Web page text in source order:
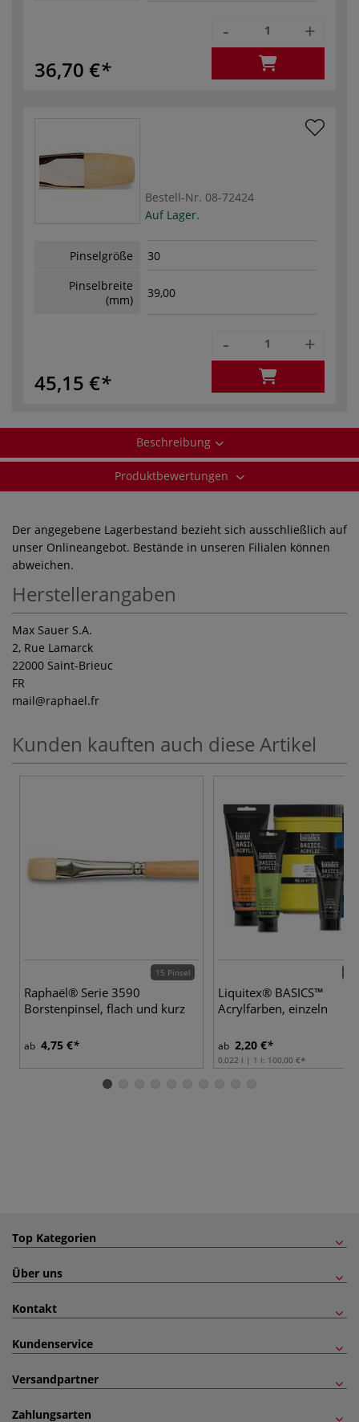
36,70 €
- +
Bestell-Nr. 08-72424
Auf Lager.
Pinselgröße
30
Pinselbreite
(mm)
39,00
45,15 €
- +
Beschreibung
Produktbewertungen
Der angegebene Lagerbestand bezieht sich ausschließlich auf
unser Onlineangebot. Bestände in unseren Filialen können
abweichen.
Herstellerangaben
Max Sauer S.A.
2, Rue Lamarck
22000 Saint-Brieuc
FR
mail@raphael.fr
Kunden kauften auch diese Artikel
15 Pinsel
Raphaël® Serie 3590
Borstenpinsel, flach und kurz
ab 4,75 €
Liquitex® BASICS™
Acrylfarben, einzeln
ab 2,20 €
0,022 l | 1 l: 100,00 €
Top Kategorien
Über uns
Kontakt
Kundenservice
Versandpartner
Zahlungsarten